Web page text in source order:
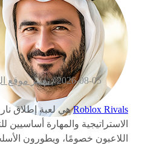
2026-08-05 / تغيير موقع
Roblox Rivalsهي لعبة إطلاق نار
الاستراتيجية والمهارة
اللاعبون خصومًا، ويطورون